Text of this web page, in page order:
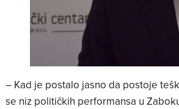
– Kad je postalo jasno da postoje
se niz političkih performansa u